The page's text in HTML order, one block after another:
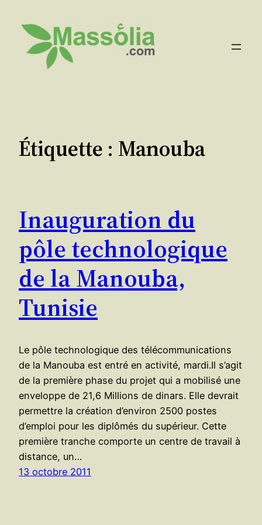
contenu
Étiquette : Manouba
Inauguration du
pôle technologique
de la Manouba,
Tunisie
Le pôle technologique des télécommunications
de la Manouba est entré en activité, mardi.Il s’agit
de la première phase du projet qui a mobilisé une
enveloppe de 21,6 Millions de dinars. Elle devrait
permettre la création d’environ 2500 postes
d’emploi pour les diplômés du supérieur. Cette
première tranche comporte un centre de travail à
distance, un…
13 octobre 2011